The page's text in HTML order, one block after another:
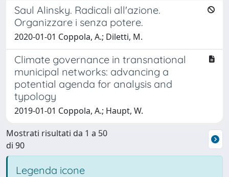
Saul Alinsky. Radicali all'azione.
Organizzare i senza potere.
2020-01-01 Coppola, A.; Diletti, M.
Climate governance in transnational
municipal networks: advancing a
potential agenda for analysis and
typology
2019-01-01 Coppola, A.; Haupt, W.
Mostrati risultati da 1 a 50
di 90
Legenda icone